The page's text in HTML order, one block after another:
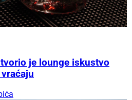
je lounge iskustvo